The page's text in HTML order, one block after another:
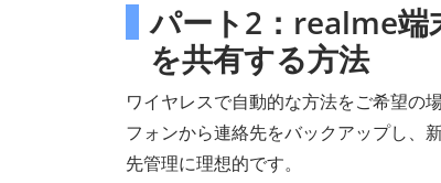
パート2：realme端
を共有する方法
ワイヤレスで自動的な方法をご希望の
フォンから連絡先をバックアップし、
先管理に理想的です。